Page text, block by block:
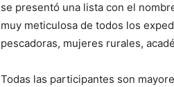
se presentó una lista con el
muy meticulosa de todos los
pescadoras, mujeres rurales,
Todas las participantes son